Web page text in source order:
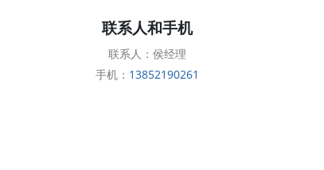
联系人和手机
联系人：侯经理
手机： 13852190261